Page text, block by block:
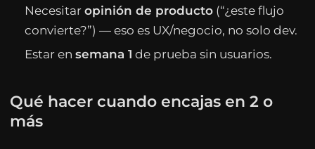
Necesitaropinión de producto (“¿este flujo
convierte?”) — eso es UX/negocio, no solo dev.
Estar ensemana 1 de prueba sin usuarios.
Qué hacer cuando encajas en 2 o
más